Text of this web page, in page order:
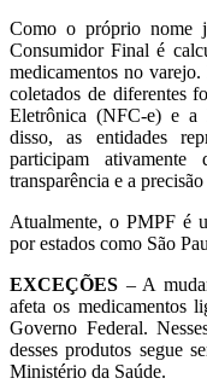
Como o próprio nome
Consumidor Final é
medicamentos no
coletados de diferentes
Eletrônica (NFC-e) e a
disso, as entidades
participam
transparência e a
Atualmente, o PMPF é
por estados como São
EXCEÇÕES – A
afeta os medicamentos
Governo Federal.
desses produtos segue
Ministério da Saúde.